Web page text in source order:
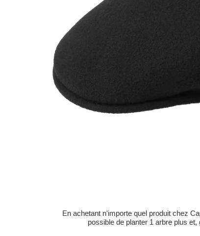
En achetant n'importe quel produit chez
possible de planter 1 arbre plus